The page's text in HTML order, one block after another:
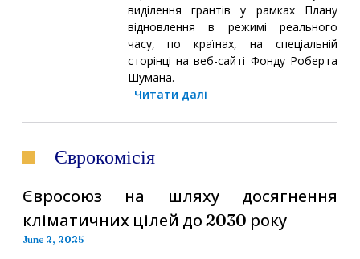
виділення грантів у рамках Плану
відновлення в режимі реального
часу, по країнах, на спеціальній
сторінці на веб-сайті Фонду Роберта
Шумана.
Читати далі
Єврокомісія
Євросоюз на шляху досягнення
кліматичних цілей до 2030 року
June 2, 2025